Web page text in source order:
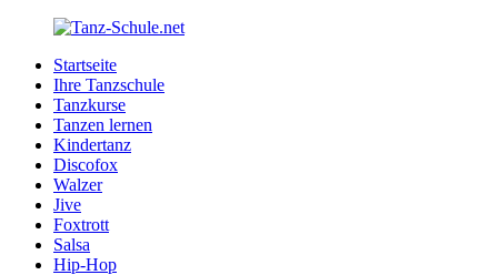
Zurück
Inhalt
Tanz-
Schule.net
Ihre
Tanzschule
Internet
Startseite
Ihre Tanzschule
Tanzkurse
Tanzen lernen
Kindertanz
Discofox
Walzer
Jive
Foxtrott
Salsa
Hip-Hop